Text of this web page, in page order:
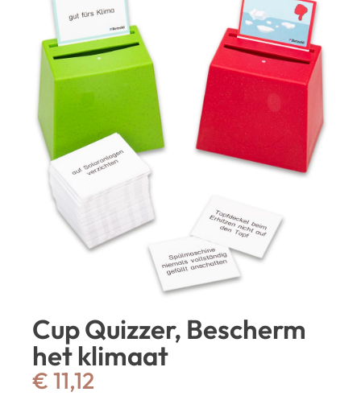
Cup Quizzer, Bescherm
het klimaat
€ 11,12